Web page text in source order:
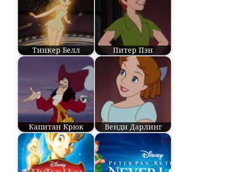
Тинкер Белл Питер Пэн
Капитан Крюк Венди Дарлинг